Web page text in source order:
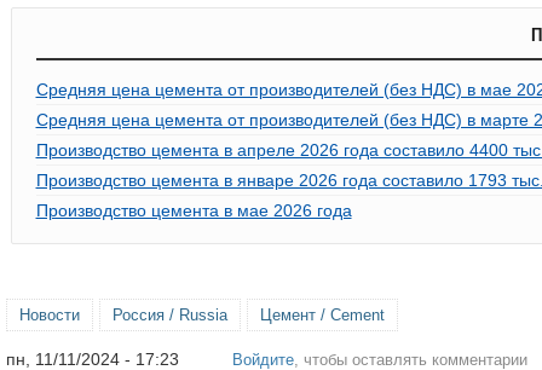
Средняя цена цемента от производителей (без НДС) в мае
Средняя цена цемента от производителей (без НДС) в марте
Производство цемента в апреле 2026 года составило 4400
Производство цемента в январе 2026 года составило 1793
Производство цемента в мае 2026 года
Новости Россия / Russia Цемент / Cement
пн, 11/11/2024 - 17:23 Войдите , чтобы оставлять комментарии